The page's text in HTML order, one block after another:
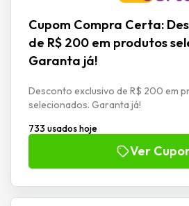
Cupom Compra Certa:
de R$ 200 em produtos
Garanta já!
Desconto exclusivo de R$ 200 em
selecionados. Garanta já!
733 usados hoje
Ver